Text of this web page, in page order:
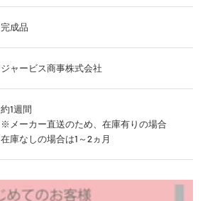
完成品
ジャービス商事株式会社
約1週間
※メーカー直送のため、在庫有りの場合
在庫なしの場合は1～2ヵ月